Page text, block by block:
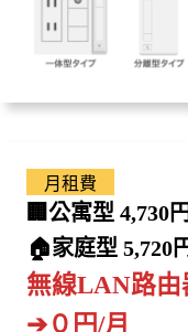
月租費
🏢公寓型 4,730
🏠家庭型 5,720
無線LAN路由
➔０円/月